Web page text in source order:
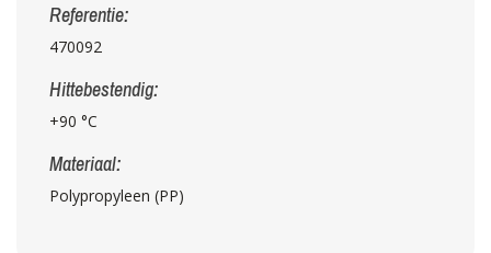
Referentie:
470092
Hittebestendig:
+90 °C
Materiaal:
Polypropyleen (PP)